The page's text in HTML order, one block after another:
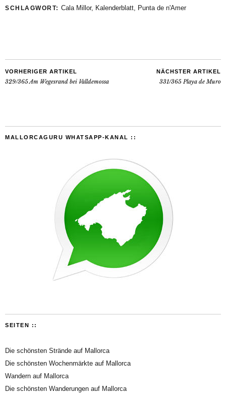
SCHLAGWORT: Cala Millor, Kalenderblatt, Punta de n'Amer
VORHERIGER ARTIKEL
329/365 Am Wegesrand bei Valldemossa
NÄCHSTER ARTIKEL
331/365 Playa de Muro
MALLORCAGURU WHATSAPP-KANAL ::
SEITEN ::
Die schönsten Strände auf Mallorca
Die schönsten Wochenmärkte auf Mallorca
Wandern auf Mallorca
Die schönsten Wanderungen auf Mallorca